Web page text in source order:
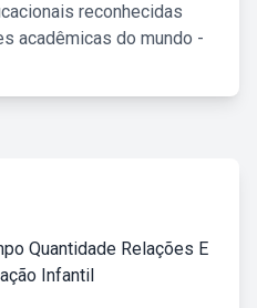
reconhecidas
acadêmicas do mundo -
Quantidade Relações E
Infantil